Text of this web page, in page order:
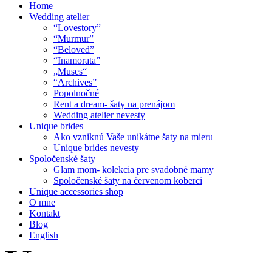
Home
Wedding atelier
“Lovestory”
“Murmur”
“Beloved”
“Inamorata”
„Muses“
“Archives”
Popolnočné
Rent a dream- šaty na prenájom
Wedding atelier nevesty
Unique brides
Ako vzniknú Vaše unikátne šaty na mieru
Unique brides nevesty
Spoločenské šaty
Glam mom- kolekcia pre svadobné mamy
Spoločenské šaty na červenom koberci
Unique accessories shop
O mne
Kontakt
Blog
English